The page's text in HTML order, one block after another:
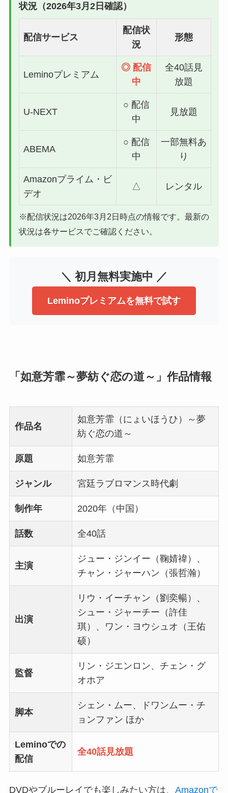
状況（2026年3月2日確認）
配信サービス
配信状
況
形態
Leminoプレミアム
◎ 配信
中
全40話見
放題
U-NEXT
○ 配信
中
見放題
ABEMA
○ 配信
中
一部無料あ
り
Amazonプライム・ビ
デオ
△ レンタル
※配信状況は2026年3月2日時点の情報です。最新の
状況は各サービスでご確認ください。
＼ 初月無料実施中 ／
Leminoプレミアムを無料で試す
「如意芳霏～夢紡ぐ恋の道～」作品情報
作品名
如意芳霏（にょいほうひ）～夢
紡ぐ恋の道～
原題 如意芳霏
ジャンル 宮廷ラブロマンス時代劇
制作年 2020年（中国）
話数 全40話
主演
ジュー・ジンイー（鞠婧禕）、
チャン・ジャーハン（張哲瀚）
出演
リウ・イーチャン（劉奕暢）、
シュー・ジャーチー（許佳
琪）、ワン・ヨウシュオ（王佑
硕）
監督
リン・ジエンロン、チェン・グ
オホア
脚本
シェン・ムー、ドワンムー・チ
ョンファン ほか
Leminoでの
配信
全40話見放題
DVDやブルーレイでも楽しみたい方は、 Amazonで